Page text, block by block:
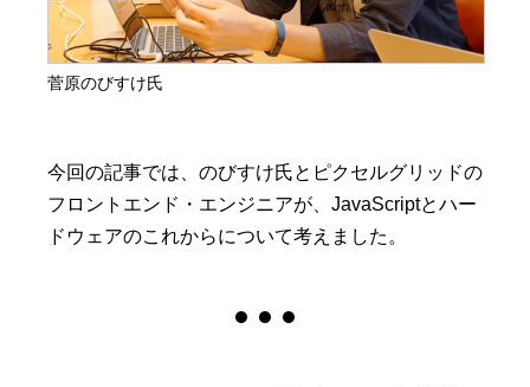
菅原のびすけ氏
今回の記事では、のびすけ氏とピクセルグリッドの
フロントエンド・エンジニアが、JavaScriptとハー
ドウェアのこれからについて考えました。